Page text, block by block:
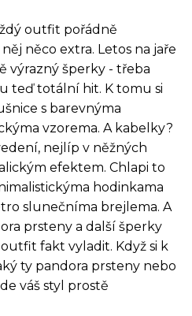
outfit pořádně
něco extra. Letos na jaře
výrazný šperky - třeba
teď totální hit. K tomu si
s barevnýma
vzorema. A kabelky?
nejlíp v něžných
efektem. Chlapi to
hodinkama
slunečníma brejlema. A
prsteny a další šperky
fakt vyladit. Když si k
ty pandora prsteny nebo
váš styl prostě